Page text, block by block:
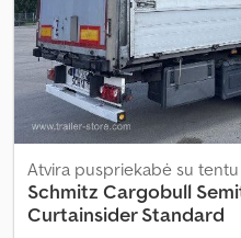
Atvira puspriekabė su tentu
Schmitz Cargobull
Curtainsider Standard